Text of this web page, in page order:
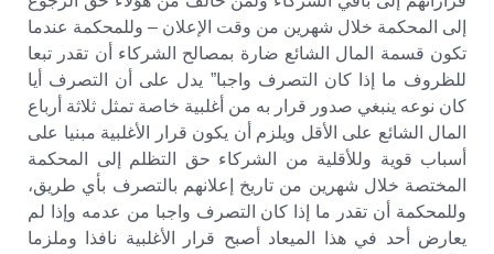
إلى المحكمة خلال شهرين من وقت الإعلان – وللمحكمة عندما
تكون قسمة المال الشائع ضارة بمصالح الشركاء أن تقدر تبعا
للظروف ما إذا كان التصرف واجبا” يدل على أن التصرف أيا
كان نوعه ينبغي صدور قرار به من أغلبية خاصة تمثل ثلاثة أرباع
المال الشائع على الأقل ويلزم أن يكون قرار الأغلبية مبنيا على
أسباب قوية وللأقلية من الشركاء حق التظلم إلى المحكمة
المختصة خلال شهرين من تاريخ إعلانهم بالتصرف بأي طريق،
وللمحكمة أن تقدر ما إذا كان التصرف واجبا من عدمه وإذا لم
يعارض أحد في هذا الميعاد أصبح قرار الأغلبية نافذا وملزما